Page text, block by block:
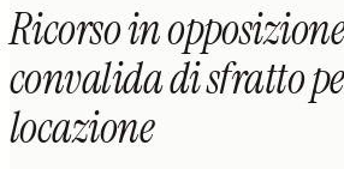
Ricorso in
convalida di sfratto
locazione